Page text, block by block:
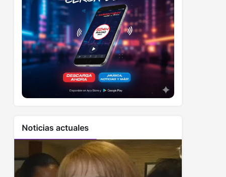
Noticias actuales